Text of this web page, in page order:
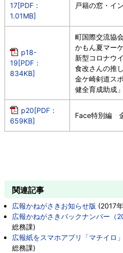
17[PDF：
1.01MB]
戸籍の窓・イ
p18-
19[PDF：
834KB]
町国際交流協
かもん夏マー
新型コロナウ
食改さんの推
金ケ崎剣道ス
健全育成助成
p20[PDF：
659KB]
Face特別編
関連記事
広報かねがさきお知らせ版 (2017
広報かねがさきバックナンバー（
総務課)
広報紙をスマホアプリ「マチイロ
総務課)